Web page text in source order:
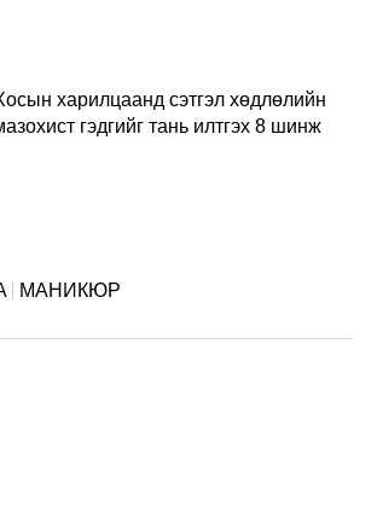
харилцаанд сэтгэл хөдлөлийн
гэдгийг тань илтгэх 8 шинж
МАНИКЮР